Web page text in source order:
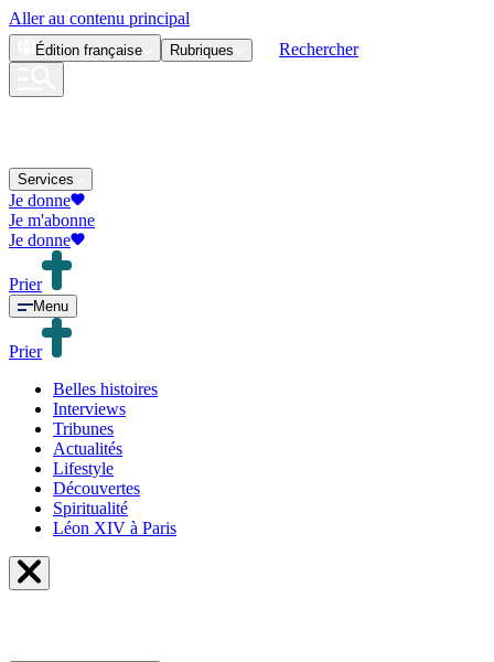
Aller au contenu principal
Édition française Rubriques Rechercher
Services
Je donne
Je m'abonne
Je donne
Prier
Menu
Prier
Belles histoires
Interviews
Tribunes
Actualités
Lifestyle
Découvertes
Spiritualité
Léon XIV à Paris